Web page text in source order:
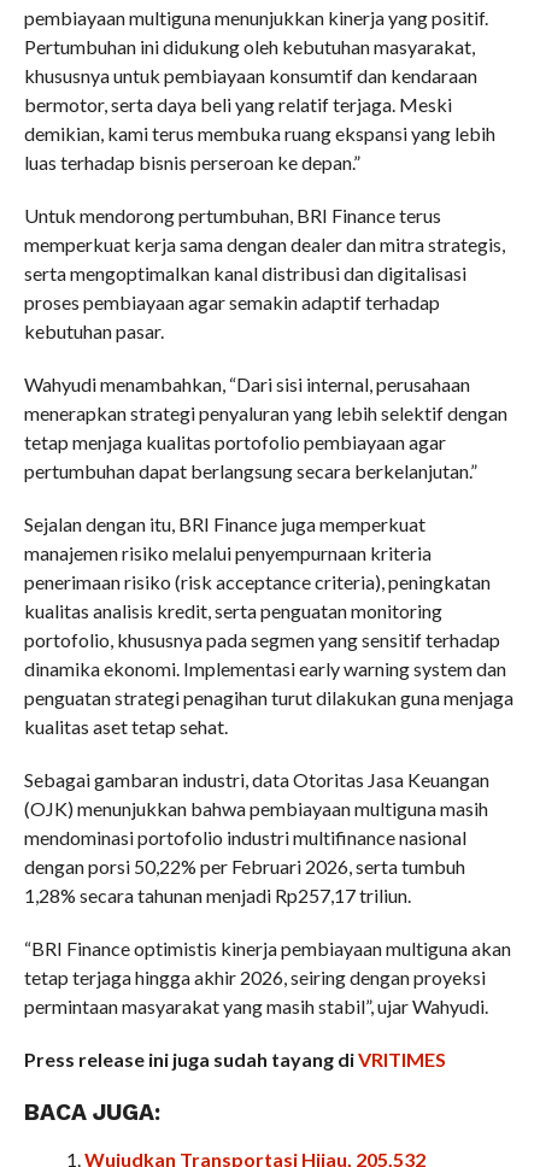
pembiayaan multiguna menunjukkan kinerja yang positif.
Pertumbuhan ini didukung oleh kebutuhan masyarakat,
khususnya untuk pembiayaan konsumtif dan kendaraan
bermotor, serta daya beli yang relatif terjaga. Meski
demikian, kami terus membuka ruang ekspansi yang lebih
luas terhadap bisnis perseroan ke depan.”
Untuk mendorong pertumbuhan, BRI Finance terus
memperkuat kerja sama dengan dealer dan mitra strategis,
serta mengoptimalkan kanal distribusi dan digitalisasi
proses pembiayaan agar semakin adaptif terhadap
kebutuhan pasar.
Wahyudi menambahkan, “Dari sisi internal, perusahaan
menerapkan strategi penyaluran yang lebih selektif dengan
tetap menjaga kualitas portofolio pembiayaan agar
pertumbuhan dapat berlangsung secara berkelanjutan.”
Sejalan dengan itu, BRI Finance juga memperkuat
manajemen risiko melalui penyempurnaan kriteria
penerimaan risiko (risk acceptance criteria), peningkatan
kualitas analisis kredit, serta penguatan monitoring
portofolio, khususnya pada segmen yang sensitif terhadap
dinamika ekonomi. Implementasi early warning system dan
penguatan strategi penagihan turut dilakukan guna menjaga
kualitas aset tetap sehat.
Sebagai gambaran industri, data Otoritas Jasa Keuangan
(OJK) menunjukkan bahwa pembiayaan multiguna masih
mendominasi portofolio industri multifinance nasional
dengan porsi 50,22% per Februari 2026, serta tumbuh
1,28% secara tahunan menjadi Rp257,17 triliun.
“BRI Finance optimistis kinerja pembiayaan multiguna akan
tetap terjaga hingga akhir 2026, seiring dengan proyeksi
permintaan masyarakat yang masih stabil”, ujar Wahyudi.
Press release ini juga sudah tayang diVRITIMES
BACA JUGA:
Wujudkan Transportasi Hijau, 205.532